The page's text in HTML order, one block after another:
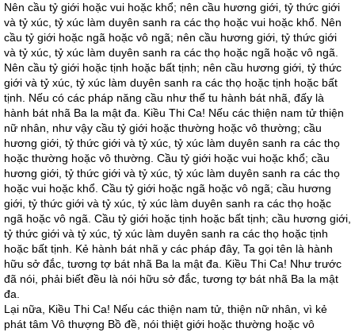
Nên cầu tỷ giới hoặc vui hoặc khổ; nên cầu hương giới, tỷ thức giới
và tỷ xúc, tỷ xúc làm duyên sanh ra các thọ hoặc vui hoặc khổ. Nên
cầu tỷ giới hoặc ngã hoặc vô ngã; nên cầu hương giới, tỷ thức giới
và tỷ xúc, tỷ xúc làm duyên sanh ra các thọ hoặc ngã hoặc vô ngã.
Nên cầu tỷ giới hoặc tịnh hoặc bất tịnh; nên cầu hương giới, tỷ thức
giới và tỷ xúc, tỷ xúc làm duyên sanh ra các thọ hoặc tịnh hoặc bất
tịnh. Nếu có các pháp năng cầu như thế tu hành bát nhã, đấy là
hành bát nhã Ba la mật đa. Kiều Thi Ca! Nếu các thiện nam tử thiện
nữ nhân, như vậy cầu tỷ giới hoặc thường hoặc vô thường; cầu
hương giới, tỷ thức giới và tỷ xúc, tỷ xúc làm duyên sanh ra các thọ
hoặc thường hoặc vô thường. Cầu tỷ giới hoặc vui hoặc khổ; cầu
hương giới, tỷ thức giới và tỷ xúc, tỷ xúc làm duyên sanh ra các thọ
hoặc vui hoặc khổ. Cầu tỷ giới hoặc ngã hoặc vô ngã; cầu hương
giới, tỷ thức giới và tỷ xúc, tỷ xúc làm duyên sanh ra các thọ hoặc
ngã hoặc vô ngã. Cầu tỷ giới hoặc tịnh hoặc bất tịnh; cầu hương giới,
tỷ thức giới và tỷ xúc, tỷ xúc làm duyên sanh ra các thọ hoặc tịnh
hoặc bất tịnh. Kẻ hành bát nhã y các pháp đây, Ta gọi tên là hành
hữu sở đắc, tương tợ bát nhã Ba la mật đa. Kiều Thi Ca! Như trước
đã nói, phải biết đều là nói hữu sở đắc, tương tợ bát nhã Ba la mật
đa.
Lại nữa, Kiều Thi Ca! Nếu các thiện nam tử, thiện nữ nhân, vì kẻ
phát tâm Vô thượng Bồ đề, nói thiệt giới hoặc thường hoặc vô